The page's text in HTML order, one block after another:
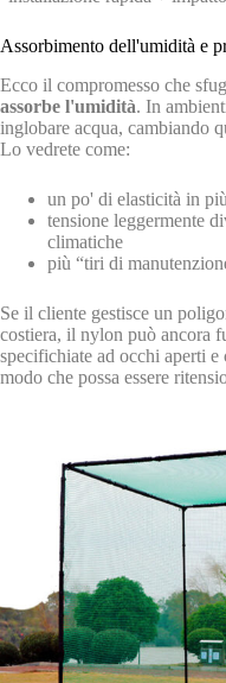
Assorbimento dell'umidità e
Ecco il compromesso che
assorbe l'umidità. In
inglobare acqua, cambiando
Lo vedrete come:
un po' di elasticità in più
tensione leggermente
climatiche
più “tiri di
Se il cliente gestisce un
costiera, il nylon può ancora
specifichiate ad occhi aperti
modo che possa essere